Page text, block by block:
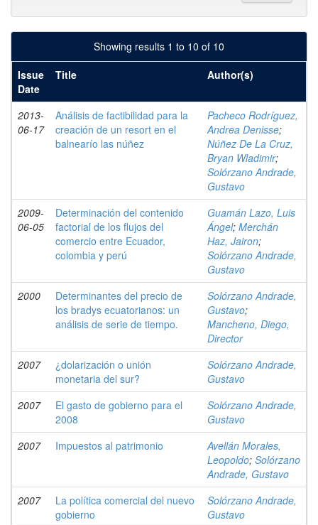
Showing results 1 to 10 of 10
Issue
Date
Title Author(s)
2013-
06-17
Análisis de factibilidad para la
creación de un resort en el
balnearío las núñez
Pacheco Rodríguez,
Andrea Denisse;
Núñez De La Cruz,
Bryan Wladimir;
Solórzano Andrade,
Gustavo
2009-
06-05
Determinación del contenido
factorial de los flujos del
comercio entre Ecuador,
colombia y perú
Guamán Lazo, Luis
Ángel; Merchán
Haz, Jairon;
Solórzano Andrade,
Gustavo
2000
Determinantes del precio de
los bradys ecuatorianos: un
análisis de serie de tiempo.
Solórzano Andrade,
Gustavo;
Mancheno, Diego,
Director
2007
¿dolarización o unión
monetaria del sur?
Solórzano Andrade,
Gustavo
2007
El gasto de gobierno para el
2008
Solórzano Andrade,
Gustavo
2007
Impuestos al patrimonio
Avellán Morales,
Leopoldo; Solórzano
Andrade, Gustavo
2007
La política comercial del nuevo
gobierno
Solórzano Andrade,
Gustavo